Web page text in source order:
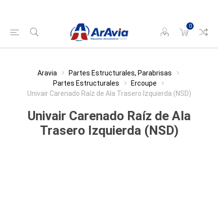
0
Aravia
Partes Estructurales, Parabrisas
Partes Estructurales
Ercoupe
Univair Carenado Raíz de Ala Trasero Izquierda (NSD)
Univair Carenado Raíz de Ala
Trasero Izquierda (NSD)